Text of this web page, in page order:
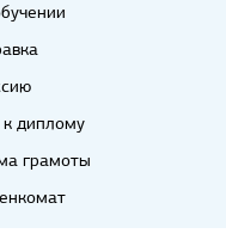
диплому
грамоты